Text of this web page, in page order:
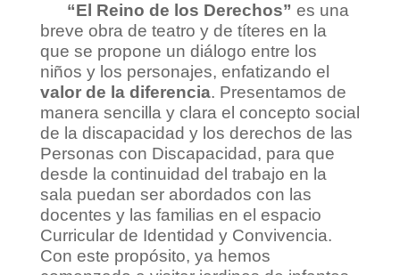
“El Reino de los Derechos” es una
breve obra de teatro y de títeres en la
que se propone un diálogo entre los
niños y los personajes, enfatizando el
valor de la diferencia. Presentamos de
manera sencilla y clara el concepto social
de la discapacidad y los derechos de las
Personas con Discapacidad, para que
desde la continuidad del trabajo en la
sala puedan ser abordados con las
docentes y las familias en el espacio
Curricular de Identidad y Convivencia.
Con este propósito, ya hemos